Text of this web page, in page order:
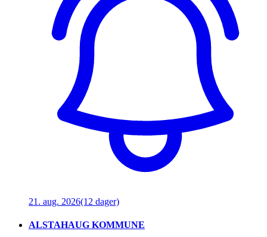
21. aug. 2026(12 dager)
ALSTAHAUG KOMMUNE